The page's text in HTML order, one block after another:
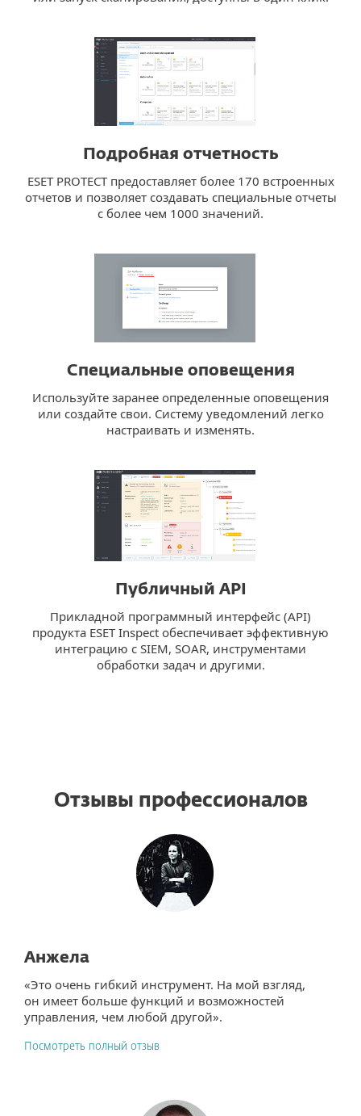
Подробная отчетность
ESET PROTECT предоставляет более 170 встроенных
отчетов и позволяет создавать специальные отчеты
с более чем 1000 значений.
Специальные оповещения
Используйте заранее определенные оповещения
или создайте свои. Систему уведомлений легко
настраивать и изменять.
Публичный API
Прикладной программный интерфейс (API)
продукта ESET Inspect обеспечивает эффективную
интеграцию с SIEM, SOAR, инструментами
обработки задач и другими.
Отзывы профессионалов
Анжела
«Это очень гибкий инструмент. На мой взгляд,
он имеет больше функций и возможностей
управления, чем любой другой».
Посмотреть полный отзыв